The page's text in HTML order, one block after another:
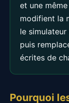
et une
modifient la
le
puis
écrites de
Pourquoi